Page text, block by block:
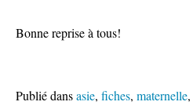
Bonne reprise à tous!
Publié dansasie, fiches, maternelle,